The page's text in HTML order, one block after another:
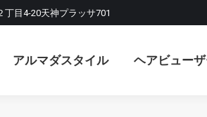
目4-20天神プラッサ701
アルマダスタイル ヘアビュー
ダスタイル ヘアビューザーの使